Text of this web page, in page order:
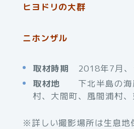
ヒヨドリの大群
ニホンザル
取材時期 2018年7月、
取材地 下北半島の海
村、大間町、風間浦村
※詳しい撮影場所は生息地